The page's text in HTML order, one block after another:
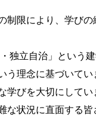
制限により、学び
独立自治」という
理念に基づいて
学びを大切にしてい
な状況に直面する